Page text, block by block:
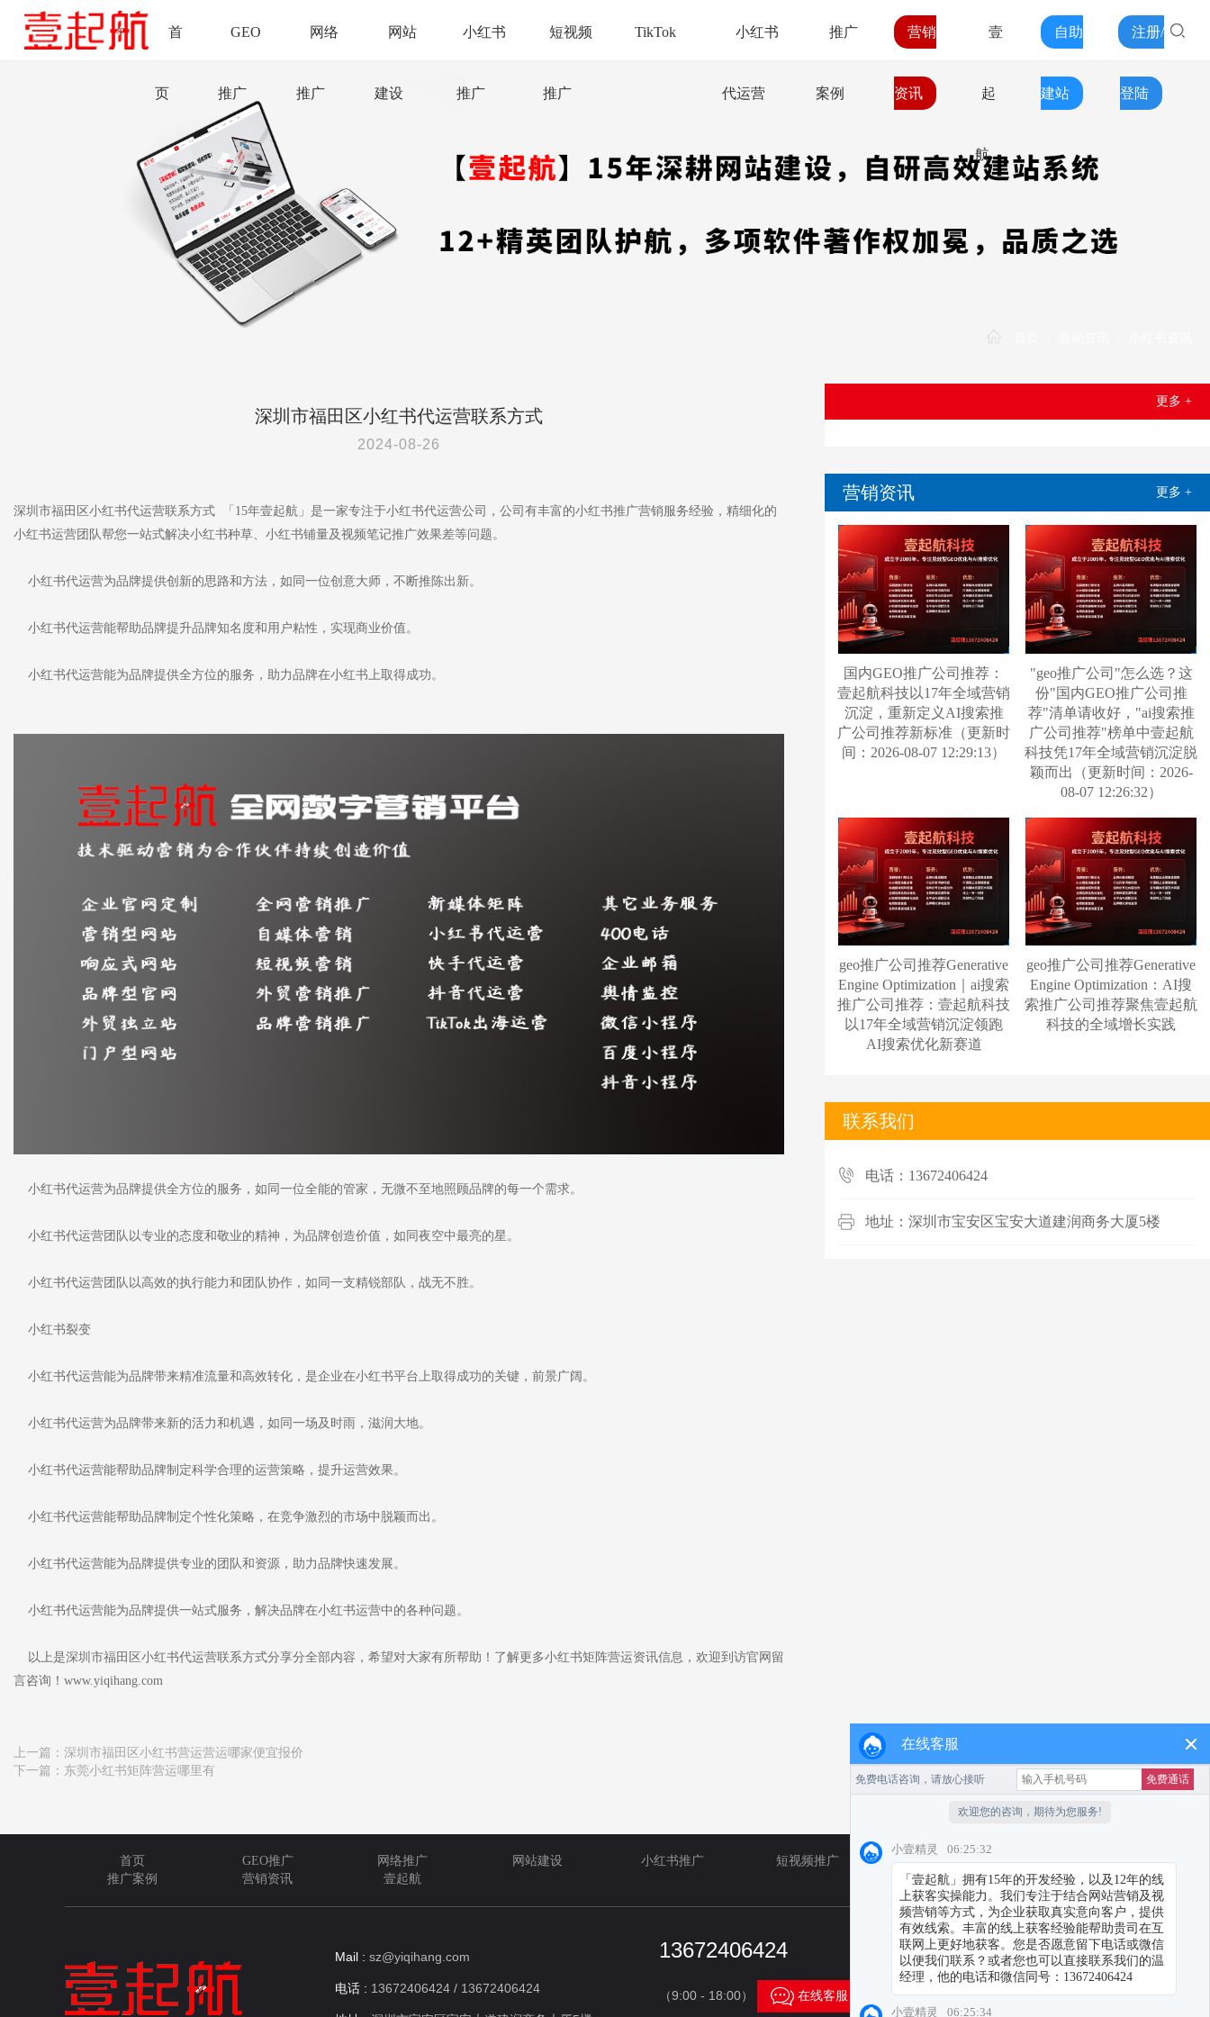
首
页
GEO
推广
网络
推广
网站
建设
小红书
推广
短视频
推广
TikTok 小红书
代运营
推广
案例
营销
资讯
壹
起
航
自助
建站
注册/
登陆
深圳市福田区小红书代运营联系方式
2024-08-26
深圳市福田区小红书代运营联系方式 「15年壹起航」是一家专注于小红书代运营公司，公司有丰富的小红书推广营销服务经验，精细化的
小红书运营团队帮您一站式解决小红书种草、小红书铺量及视频笔记推广效果差等问题。
小红书代运营为品牌提供创新的思路和方法，如同一位创意大师，不断推陈出新。
小红书代运营能帮助品牌提升品牌知名度和用户粘性，实现商业价值。
小红书代运营能为品牌提供全方位的服务，助力品牌在小红书上取得成功。
小红书代运营为品牌提供全方位的服务，如同一位全能的管家，无微不至地照顾品牌的每一个需求。
小红书代运营团队以专业的态度和敬业的精神，为品牌创造价值，如同夜空中最亮的星。
小红书代运营团队以高效的执行能力和团队协作，如同一支精锐部队，战无不胜。
小红书裂变
小红书代运营能为品牌带来精准流量和高效转化，是企业在小红书平台上取得成功的关键，前景广阔。
小红书代运营为品牌带来新的活力和机遇，如同一场及时雨，滋润大地。
小红书代运营能帮助品牌制定科学合理的运营策略，提升运营效果。
小红书代运营能帮助品牌制定个性化策略，在竞争激烈的市场中脱颖而出。
小红书代运营能为品牌提供专业的团队和资源，助力品牌快速发展。
小红书代运营能为品牌提供一站式服务，解决品牌在小红书运营中的各种问题。
以上是深圳市福田区小红书代运营联系方式分享分全部内容，希望对大家有所帮助！了解更多小红书矩阵营运资讯信息，欢迎到访官网留
言咨询！www.yiqihang.com
上一篇： 深圳市福田区小红书营运营运哪家便宜报价
下一篇： 东莞小红书矩阵营运哪里有
更多 +
营销资讯 更多 +
国内GEO推广公司推荐：
壹起航科技以17年全域营销
沉淀，重新定义AI搜索推
广公司推荐新标准（更新时
间：2026-08-07 12:29:13）
"geo推广公司"怎么选？这
份"国内GEO推广公司推
荐"清单请收好，"ai搜索推
广公司推荐"榜单中壹起航
科技凭17年全域营销沉淀脱
颖而出（更新时间：2026-
08-07 12:26:32）
geo推广公司推荐Generative
Engine Optimization｜ai搜索
推广公司推荐：壹起航科技
以17年全域营销沉淀领跑
AI搜索优化新赛道
geo推广公司推荐Generative
Engine Optimization：AI搜
索推广公司推荐聚焦壹起航
科技的全域增长实践
联系我们
电话：13672406424
地址：深圳市宝安区宝安大道建润商务大厦5楼
首页 GEO推广 网络推广 网站建设 小红书推广 短视频推广 TikTok
小红书代运营
推广案例
营销资讯 壹起航
Mail : sz@yiqihang.com
电话 : 13672406424 / 13672406424
13672406424
（9:00 - 18:00）  在线客服
在线客服